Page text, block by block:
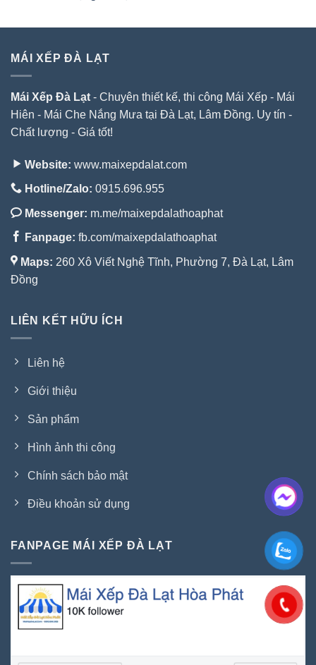
MÁI XẾP ĐÀ LẠT
Mái Xếp Đà Lạt - Chuyên thiết kế, thi công Mái Xếp - Mái
Hiên - Mái Che Nắng Mưa tại Đà Lạt, Lâm Đồng. Uy tín -
Chất lượng - Giá tốt!
Website: www.maixepdalat.com
Hotline/Zalo: 0915.696.955
Messenger: m.me/maixepdalathoaphat
Fanpage: fb.com/maixepdalathoaphat
Maps: 260 Xô Viết Nghệ Tĩnh, Phường 7, Đà Lạt, Lâm
Đồng
LIÊN KẾT HỮU ÍCH
Liên hệ
Giới thiệu
Sản phẩm
Hình ảnh thi công
Chính sách bảo mật
Điều khoản sử dụng
FANPAGE MÁI XẾP ĐÀ LẠT